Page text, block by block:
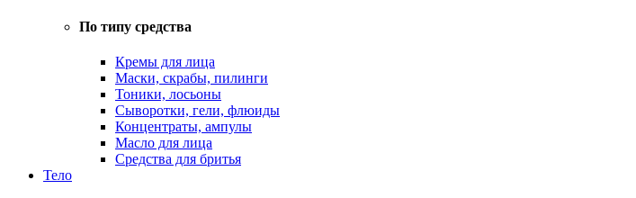
По типу средства
Кремы для лица
Маски, скрабы, пилинги
Тоники, лосьоны
Сыворотки, гели, флюиды
Концентраты, ампулы
Масло для лица
Средства для бритья
Тело